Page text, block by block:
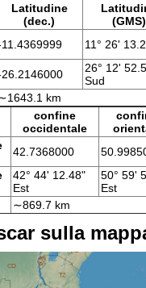
Latitudine
(dec.)
(GMS)
11° 26'
26° 12'
Sud
km
confine
occidentale
42.7368000
42° 44' 12.48"
Est
50° 59'
Est
∼869.7 km
sulla